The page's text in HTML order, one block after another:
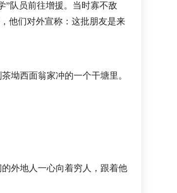
队员前往增援。当时寡不敌
他们对外宣称：这批朋友是来
西面翁家冲的一个干塘里。
外地人一心向着穷人，跟着他